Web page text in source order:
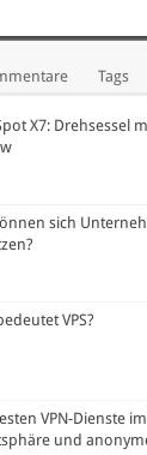
Tags
X7: Drehsessel
sich
VPS?
VPN-Dienste
und